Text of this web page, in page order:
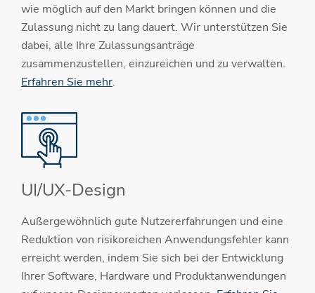
wie möglich auf den Markt bringen können und die
Zulassung nicht zu lang dauert. Wir unterstützen Sie
dabei, alle Ihre Zulassungsanträge
zusammenzustellen, einzureichen und zu verwalten.
Erfahren Sie mehr.
UI/UX-Design
Außergewöhnlich gute Nutzererfahrungen und eine
Reduktion von risikoreichen Anwendungsfehler kann
erreicht werden, indem Sie sich bei der Entwicklung
Ihrer Software, Hardware und Produktanwendungen